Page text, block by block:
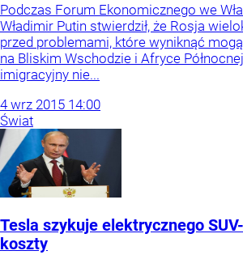
Podczas Forum Ekonomicznego we
Władimir Putin stwierdził, że Rosja
przed problemami, które wyniknąć
na Bliskim Wschodzie i Afryce
imigracyjny nie...
4 wrz 2015 14:00
Świat
Tesla szykuje elektrycznego
koszty